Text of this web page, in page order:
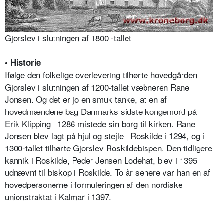
Gjorslev i slutningen af 1800 -tallet
• Historie
Ifølge den folkelige overlevering tilhørte hovedgården
Gjorslev i slutningen af 1200-tallet væbneren Rane
Jonsen. Og det er jo en smuk tanke, at en af
hovedmændene bag Danmarks sidste kongemord på
Erik Klipping i 1286 mistede sin borg til kirken. Rane
Jonsen blev lagt på hjul og stejle i Roskilde i 1294, og i
1300-tallet tilhørte Gjorslev Roskildebispen. Den tidligere
kannik i Roskilde, Peder Jensen Lodehat, blev i 1395
udnævnt til biskop i Roskilde. To år senere var han en af
hovedpersonerne i formuleringen af den nordiske
unionstraktat i Kalmar i 1397.